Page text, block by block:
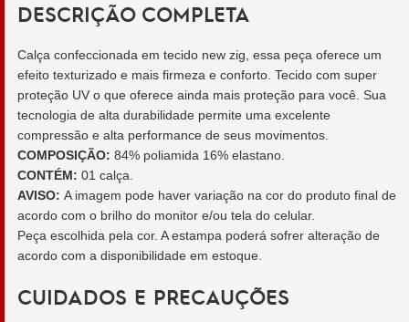
DESCRIÇÃO COMPLETA
Calça confeccionada em tecido new zig, essa peça oferece um
efeito texturizado e mais firmeza e conforto. Tecido com super
proteção UV o que oferece ainda mais proteção para você. Sua
tecnologia de alta durabilidade permite uma excelente
compressão e alta performance de seus movimentos.
COMPOSIÇÃO: 84% poliamida 16% elastano.
CONTÉM: 01 calça.
AVISO: A imagem pode haver variação na cor do produto final de
acordo com o brilho do monitor e/ou tela do celular.
Peça escolhida pela cor. A estampa poderá sofrer alteração de
acordo com a disponibilidade em estoque.
CUIDADOS E PRECAUÇÕES